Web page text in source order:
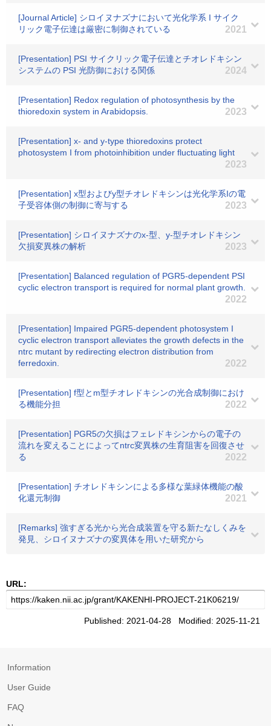
[Journal Article] シロイヌナズナにおいて光化学系 I サイク
リック電子伝達は厳密に制御されている
2021
[Presentation] PSI サイクリック電子伝達とチオレドキシン
システムの PSI 光防御における関係
2024
[Presentation] Redox regulation of photosynthesis by the
thioredoxin system in Arabidopsis.
2023
[Presentation] x- and y-type thioredoxins protect
photosystem I from photoinhibition under fluctuating light
2023
[Presentation] x型およびy型チオレドキシンは光化学系Iの電
子受容体側の制御に寄与する
2023
[Presentation] シロイヌナズナのx-型、y-型チオレドキシン
欠損変異株の解析
2023
[Presentation] Balanced regulation of PGR5-dependent PSI
cyclic electron transport is required for normal plant growth.
2022
[Presentation] Impaired PGR5-dependent photosystem I
cyclic electron transport alleviates the growth defects in the
ntrc mutant by redirecting electron distribution from
ferredoxin.
2022
[Presentation] f型とm型チオレドキシンの光合成制御におけ
る機能分担
2022
[Presentation] PGR5の欠損はフェレドキシンからの電子の
流れを変えることによってntrc変異株の生育阻害を回復させ
る
2022
[Presentation] チオレドキシンによる多様な葉緑体機能の酸
化還元制御
2021
[Remarks] 強すぎる光から光合成装置を守る新たなしくみを
発見、シロイヌナズナの変異体を用いた研究から
URL:
Published: 2021-04-28 Modified: 2025-11-21
Information
User Guide
FAQ